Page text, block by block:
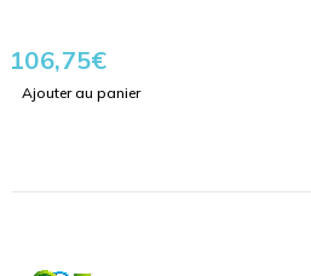
106,75€
Ajouter au panier